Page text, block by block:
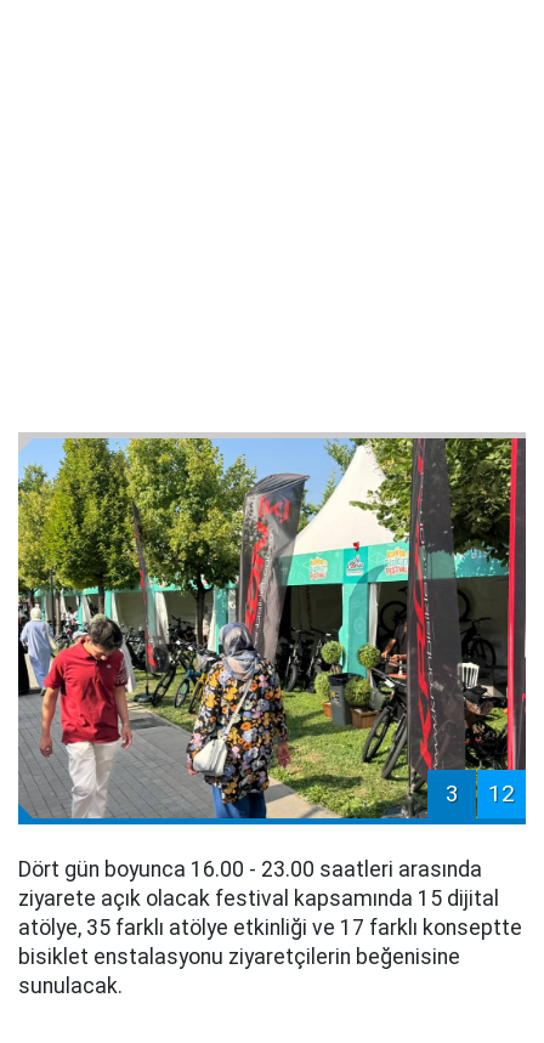
3 12
Dört gün boyunca 16.00 - 23.00 saatleri arasında
ziyarete açık olacak festival kapsamında 15 dijital
atölye, 35 farklı atölye etkinliği ve 17 farklı konseptte
bisiklet enstalasyonu ziyaretçilerin beğenisine
sunulacak.